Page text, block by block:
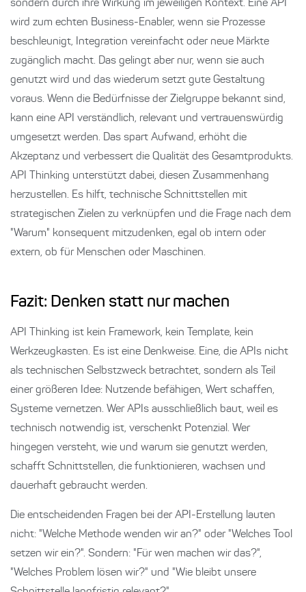
sondern durch ihre Wirkung im jeweiligen Kontext. Eine API
wird zum echten Business-Enabler, wenn sie Prozesse
beschleunigt, Integration vereinfacht oder neue Märkte
zugänglich macht. Das gelingt aber nur, wenn sie auch
genutzt wird und das wiederum setzt gute Gestaltung
voraus. Wenn die Bedürfnisse der Zielgruppe bekannt sind,
kann eine API verständlich, relevant und vertrauenswürdig
umgesetzt werden. Das spart Aufwand, erhöht die
Akzeptanz und verbessert die Qualität des Gesamtprodukts.
API Thinking unterstützt dabei, diesen Zusammenhang
herzustellen. Es hilft, technische Schnittstellen mit
strategischen Zielen zu verknüpfen und die Frage nach dem
"Warum" konsequent mitzudenken, egal ob intern oder
extern, ob für Menschen oder Maschinen.
Fazit: Denken statt nur machen
API Thinking ist kein Framework, kein Template, kein
Werkzeugkasten. Es ist eine Denkweise. Eine, die APIs nicht
als technischen Selbstzweck betrachtet, sondern als Teil
einer größeren Idee: Nutzende befähigen, Wert schaffen,
Systeme vernetzen. Wer APIs ausschließlich baut, weil es
technisch notwendig ist, verschenkt Potenzial. Wer
hingegen versteht, wie und warum sie genutzt werden,
schafft Schnittstellen, die funktionieren, wachsen und
dauerhaft gebraucht werden.
Die entscheidenden Fragen bei der API-Erstellung lauten
nicht: "Welche Methode wenden wir an?" oder "Welches Tool
setzen wir ein?". Sondern: "Für wen machen wir das?",
"Welches Problem lösen wir?" und "Wie bleibt unsere